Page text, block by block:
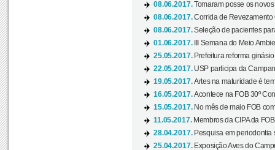
08.06.2017.Tomaram posse os
08.06.2017.Corrida de Revezamento
08.06.2017.Seleção de pacientes
01.06.2017.
III Semana do Meio
25.05.2017. Prefeitura reforma
22.05.2017. USP participa da
19.05.2017.Artes na maturidade é
16.05.2017.Acontece na FOB 30º
15.05.2017. No mês de maio FOB
11.05.2017. Membros da CIPA da
28.04.2017. Pesquisa em periodontia
25.04.2017. Exposição Aves do